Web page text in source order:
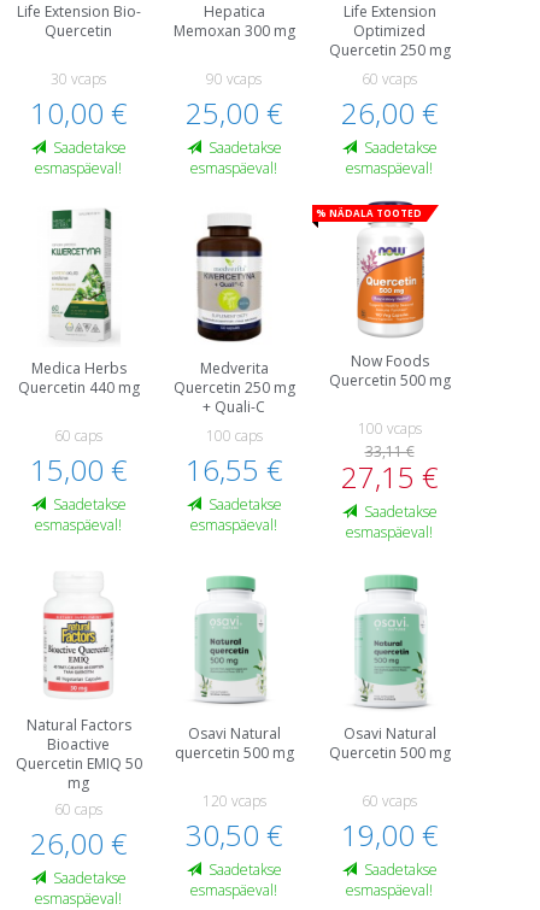
Life Extension Bio-
Quercetin
30 vcaps
10,00 €
Saadetakse
esmaspäeval!
Hepatica
Memoxan 300 mg
90 vcaps
25,00 €
Saadetakse
esmaspäeval!
Life Extension
Optimized
Quercetin 250 mg
60 vcaps
26,00 €
Saadetakse
esmaspäeval!
Medica Herbs
Quercetin 440 mg
60 caps
15,00 €
Saadetakse
esmaspäeval!
Medverita
Quercetin 250 mg
+ Quali-C
100 caps
16,55 €
Saadetakse
esmaspäeval!
% Nädala tooted
Now Foods
Quercetin 500 mg
100 vcaps
33,11 €
27,15 €
Saadetakse
esmaspäeval!
Natural Factors
Bioactive
Quercetin EMIQ 50
mg
60 caps
26,00 €
Saadetakse
esmaspäeval!
Osavi Natural
quercetin 500 mg
120 vcaps
30,50 €
Saadetakse
esmaspäeval!
Osavi Natural
Quercetin 500 mg
60 vcaps
19,00 €
Saadetakse
esmaspäeval!